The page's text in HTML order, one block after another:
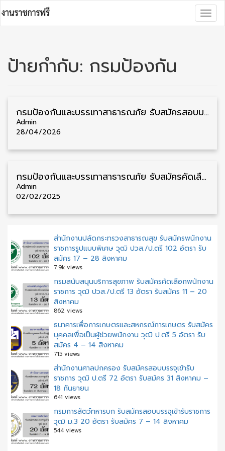
to
content
ป้ายกำกับ: กรมป้องกัน
กรมป้องกันและบรรเทาสาธารณภัย รับสมัครสอบบรรจุเข้ารับราชการ วุฒิ ปวส./ป.ตรี 217 อัตรา รับสมัคร 6-27 พฤษภาคม
Admin
28/04/2026
กรมป้องกันและบรรเทาสาธารณภัย รับสมัครคัดเลือกพนักงานราชการ วุฒิ ม.3/ม.6/ปวช./ปวส./ป.ตรี 58 อัตรา รับสมัคร 10 – 20 กุมภาพันธ์
Admin
02/02/2025
สำนักงานปลัดกระทรวงสาธารณสุข รับสมัครพนักงาน
ราชการรูปแบบพิเศษ วุฒิ ปวส./ป.ตรี 102 อัตรา รับ
สมัคร 17 – 28 สิงหาคม
7.9k views
กรมสนับสนุนบริการสุขภาพ รับสมัครคัดเลือกพนักงาน
ราชการ วุฒิ ปวส./ป.ตรี 13 อัตรา รับสมัคร 11 – 20
สิงหาคม
862 views
ธนาคารเพื่อการเกษตรและสหกรณ์การเกษตร รับสมัคร
บุคคลเพื่อเป็นผู้ช่วยพนักงาน วุฒิ ป.ตรี 5 อัตรา รับ
สมัคร 4 – 14 สิงหาคม
715 views
สํานักงานศาลปกครอง รับสมัครสอบบรรจุเข้ารับ
ราชการ วุฒิ ป.ตรี 72 อัตรา รับสมัคร 31 สิงหาคม –
18 กันยายน
641 views
กรมการสัตว์ทหารบก รับสมัครสอบบรรจุเข้ารับราชการ
วุฒิ ม.3 20 อัตรา รับสมัคร 7 – 14 สิงหาคม
544 views